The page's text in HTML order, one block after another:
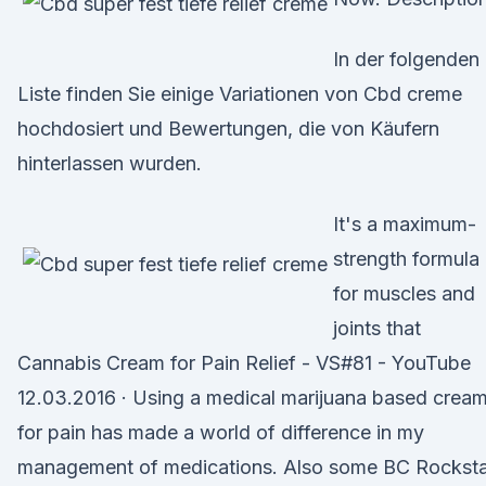
In der folgenden
Liste finden Sie einige Variationen von Cbd creme
hochdosiert und Bewertungen, die von Käufern
hinterlassen wurden.
It's a maximum-
strength formula
for muscles and
joints that
Cannabis Cream for Pain Relief - VS#81 - YouTube
12.03.2016 · Using a medical marijuana based
for pain has made a world of difference in my
management of medications. Also some BC